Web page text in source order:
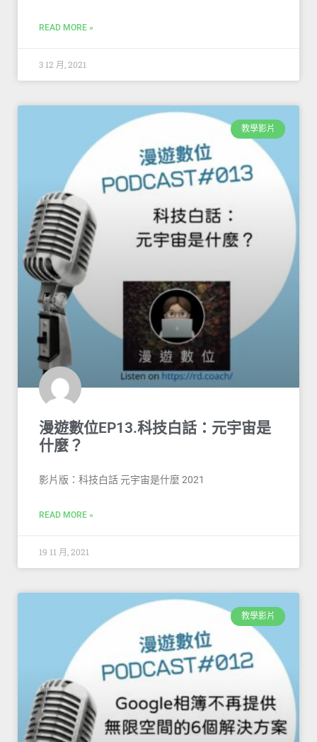
READ MORE »
3 12 月, 2021
教學影片
漫遊數位EP13.科技白話：元宇宙是
什麼？
影片版：科技白話 元宇宙是什麼 2021
READ MORE »
19 11 月, 2021
教學影片